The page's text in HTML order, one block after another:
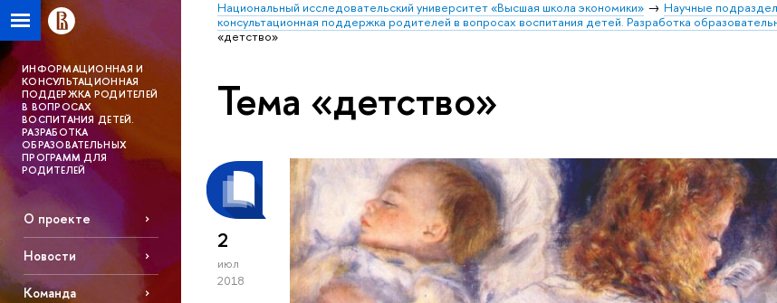
Национальный исследовательский университет «Высшая школа экономики» Научные
консультационная поддержка родителей в вопросах воспитания детей. Разработка
«детство»
ИНФОРМАЦИОННАЯ И
КОНСУЛЬТАЦИОННАЯ
ПОДДЕРЖКА РОДИТЕЛЕЙ
В ВОПРОСАХ
ВОСПИТАНИЯ ДЕТЕЙ.
РАЗРАБОТКА
ОБРАЗОВАТЕЛЬНЫХ
ПРОГРАММ ДЛЯ
РОДИТЕЛЕЙ
О проекте
Новости
Команда
Тема «детство»
2
июл
2018